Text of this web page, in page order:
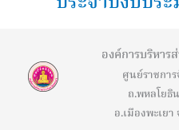
องค์การบริหาร
ศูนย์ราชกา
ถ.พหลโยธิ
อ.เมืองพะเยา